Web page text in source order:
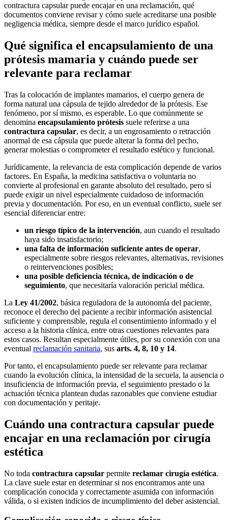
contractura capsular puede encajar en una reclamación, qué
documentos conviene revisar y cómo suele acreditarse una posible
negligencia médica, siempre desde el marco jurídico español.
Qué significa el encapsulamiento de una
prótesis mamaria y cuándo puede ser
relevante para reclamar
Tras la colocación de implantes mamarios, el cuerpo genera de
forma natural una cápsula de tejido alrededor de la prótesis. Ese
fenómeno, por sí mismo, es esperable. Lo que comúnmente se
denomina encapsulamiento prótesis suele referirse a una
contractura capsular, es decir, a un engrosamiento o retracción
anormal de esa cápsula que puede alterar la forma del pecho,
generar molestias o comprometer el resultado estético y funcional.
Jurídicamente, la relevancia de esta complicación depende de varios
factores. En España, la medicina satisfactiva o voluntaria no
convierte al profesional en garante absoluto del resultado, pero sí
puede exigir un nivel especialmente cuidadoso de información
previa y documentación. Por eso, en un eventual conflicto, suele ser
esencial diferenciar entre:
un riesgo típico de la intervención, aun cuando el resultado
haya sido insatisfactorio;
una falta de información suficiente antes de operar,
especialmente sobre riesgos relevantes, alternativas, revisiones
o reintervenciones posibles;
una posible deficiencia técnica, de indicación o de
seguimiento, que necesitaría valoración pericial médica.
La Ley 41/2002, básica reguladora de la autonomía del paciente,
reconoce el derecho del paciente a recibir información asistencial
suficiente y comprensible, regula el consentimiento informado y el
acceso a la historia clínica, entre otras cuestiones relevantes para
estos casos. Resultan especialmente útiles, por su conexión con una
eventual reclamación sanitaria, sus arts. 4, 8, 10 y 14.
Por tanto, el encapsulamiento puede ser relevante para reclamar
cuando la evolución clínica, la intensidad de la secuela, la ausencia o
insuficiencia de información previa, el seguimiento prestado o la
actuación técnica plantean dudas razonables que conviene estudiar
con documentación y peritaje.
Cuándo una contractura capsular puede
encajar en una reclamación por cirugía
estética
No toda contractura capsular permite reclamar cirugía estética.
La clave suele estar en determinar si nos encontramos ante una
complicación conocida y correctamente asumida con información
válida, o si existen indicios de incumplimiento del deber asistencial.